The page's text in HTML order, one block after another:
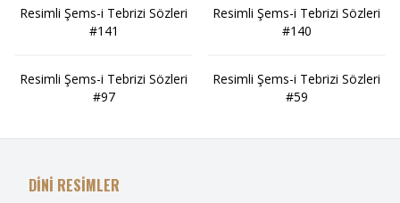
Resimli Şems-i Tebrizi Sözleri
#141
Resimli Şems-i Tebrizi Sözleri
#97
Resimli Şems-i Tebrizi Sözleri
#140
Resimli Şems-i Tebrizi Sözleri
#59
DİNİ RESİMLER